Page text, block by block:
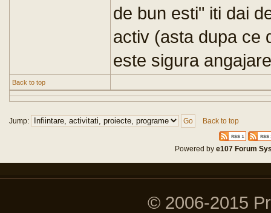
de bun esti" iti dai
activ (asta dupa ce
este sigura
Back to top
Jump: Back to top
Powered bye107 Forum
© 2006-2015